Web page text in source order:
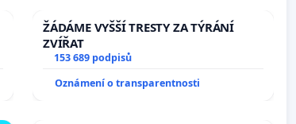
ŽÁDÁME VYŠŠÍ TRESTY ZA TÝRÁNÍ
ZVÍŘAT
153 689 podpisů
Oznámení o transparentnosti